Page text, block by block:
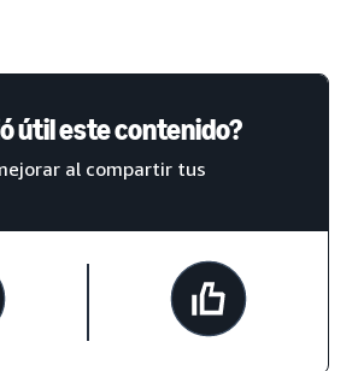
útil este contenido?
al compartir tus